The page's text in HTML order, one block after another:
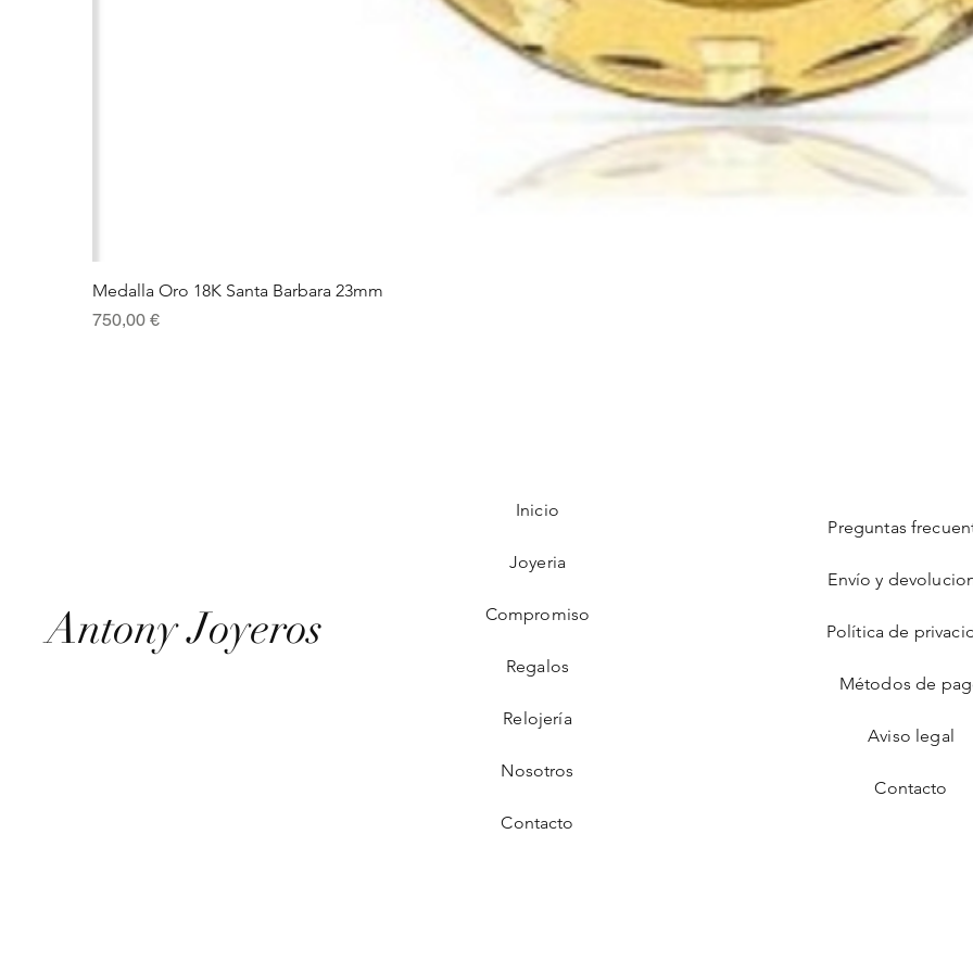
Medalla Oro 18K Santa Barbara 23mm
Precio
750,00 €
Antony Joyeros
Inicio
Joyeria
Compromiso
Regalos
Relojería
Nosotros
Contacto
Preguntas
Envío y
Política de
Métodos de
Aviso legal
Contacto